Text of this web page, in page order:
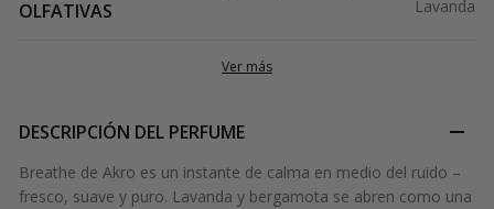
OLFATIVAS
Lavanda
Ver más
DESCRIPCIÓN DEL PERFUME
Breathe de Akro es un instante de calma en medio del ruido –
fresco, suave y puro. Lavanda y bergamota se abren como una